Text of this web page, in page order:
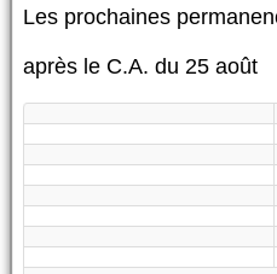
Les prochaines
après le C.A. du 25 août